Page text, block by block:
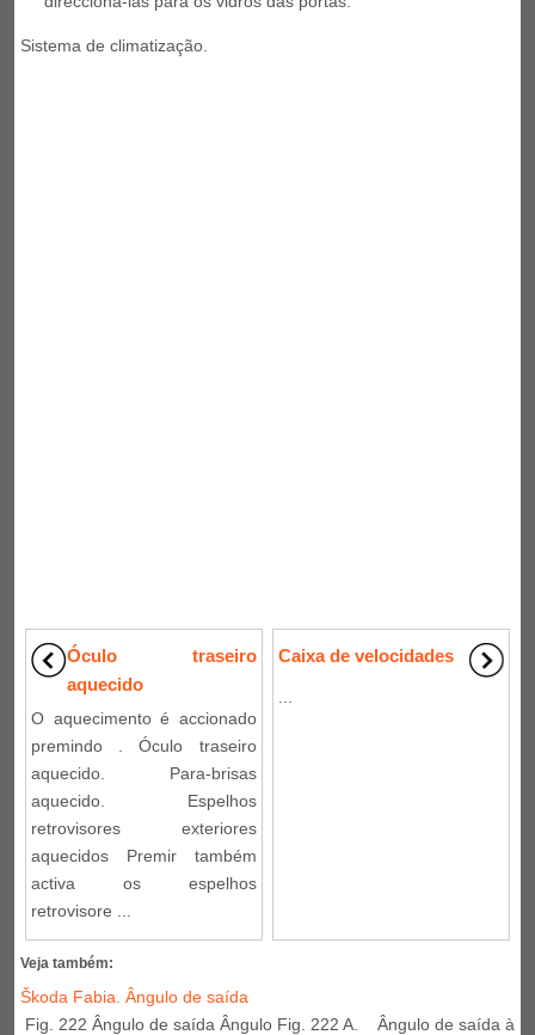
Sistema de climatização.
Óculo traseiro
aquecido
O aquecimento é accionado
premindo . Óculo traseiro
aquecido. Para-brisas
aquecido. Espelhos
retrovisores exteriores
aquecidos Premir também
activa os espelhos
retrovisore ...
Caixa de velocidades
Veja também:
Škoda Fabia. Ângulo de saída
Fig. 222 Ângulo de saída Ângulo Fig. 222 A. Ângulo de saída à